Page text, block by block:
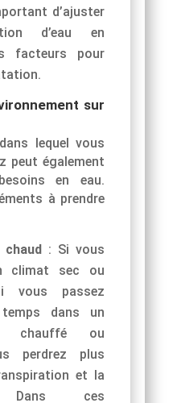
d’ajuster
d’eau en
facteurs pour
sur
lequel vous
peut également
en eau.
à prendre
: Si vous
climat sec ou
vous passez
dans un
chauffé ou
perdrez plus
et la
Dans ces